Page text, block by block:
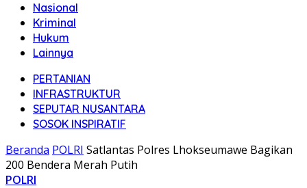
Nasional
Kriminal
Hukum
Lainnya
PERTANIAN
INFRASTRUKTUR
SEPUTAR NUSANTARA
SOSOK INSPIRATIF
Beranda POLRI Satlantas Polres Lhokseumawe Bagikan
200 Bendera Merah Putih
POLRI